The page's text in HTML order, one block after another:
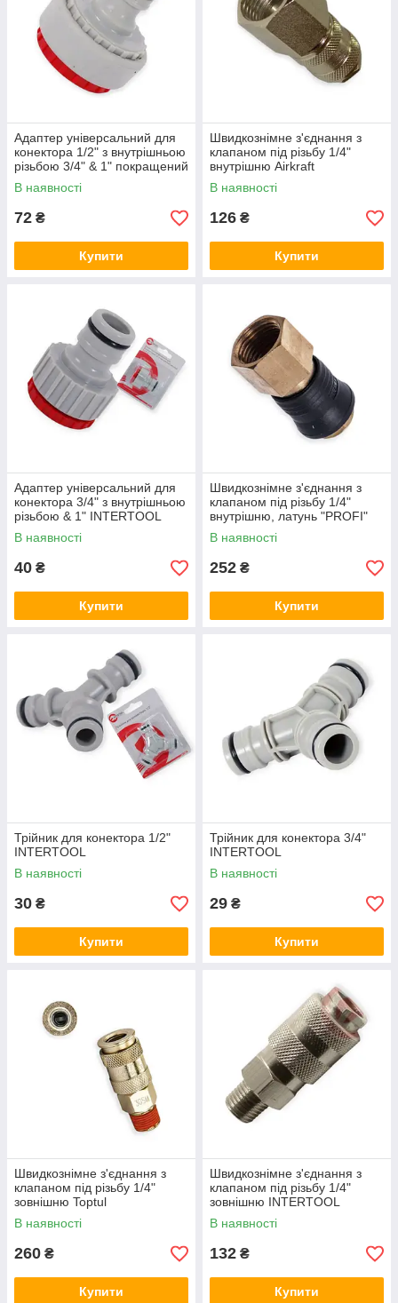
Адаптер універсальний для
конектора 1/2" з внутрішньою
різьбою 3/4" & 1" покращений
INTERTOOL
В наявності
72 ₴
Купити
Швидкознімне з'єднання з
клапаном під різьбу 1/4"
внутрішню Airkraft
В наявності
126 ₴
Купити
Адаптер універсальний для
конектора 3/4" з внутрішньою
різьбою & 1" INTERTOOL
В наявності
40 ₴
Купити
Швидкознімне з'єднання з
клапаном під різьбу 1/4"
внутрішню, латунь "PROFI"
Airkraft
В наявності
252 ₴
Купити
Трійник для конектора 1/2"
INTERTOOL
В наявності
30 ₴
Купити
Трійник для конектора 3/4"
INTERTOOL
В наявності
29 ₴
Купити
Швидкознімне з'єднання з
клапаном під різьбу 1/4"
зовнішню Toptul
В наявності
260 ₴
Купити
Швидкознімне з'єднання з
клапаном під різьбу 1/4"
зовнішню INTERTOOL
В наявності
132 ₴
Купити